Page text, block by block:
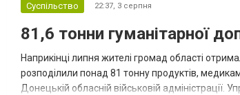
Суспільство 22:37, 3 серпня
81,6 тонни гуманітарної
Наприкінці липня жителі громад області
розподілили понад 81 тонну продуктів,
Донецькій обласній військовій